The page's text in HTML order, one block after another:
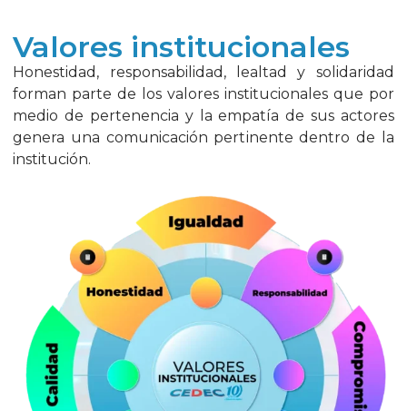
Valores institucionales
Honestidad, responsabilidad, lealtad y solidaridad
forman parte de los valores institucionales que por
medio de pertenencia y la empatía de sus actores
genera una comunicación pertinente dentro de la
institución.